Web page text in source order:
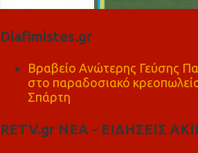
Diafimistes.gr
Βραβείο Ανώτερης Γεύσης
στο παραδοσιακό
Σπάρτη
RETV.gr ΝΕΑ - ΕΙΔΗΣΕΙΣ